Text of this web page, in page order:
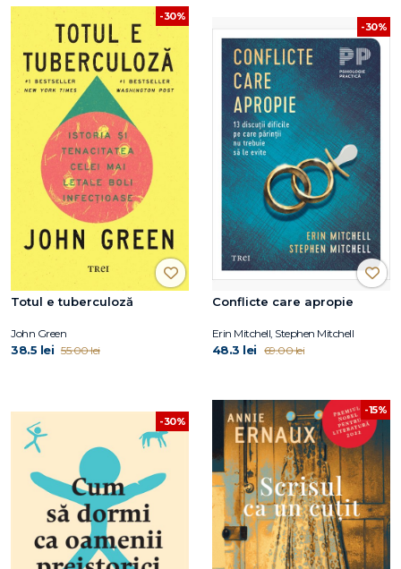
-30%
Totul e tuberculoză
John Green
38.5 lei 55.00 lei
-30%
Conflicte care apropie
Erin Mitchell, Stephen Mitchell
48.3 lei 69.00 lei
-30%
-15%